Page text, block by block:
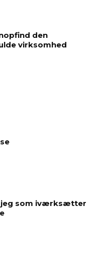
den
virksomhed
som iværksætter